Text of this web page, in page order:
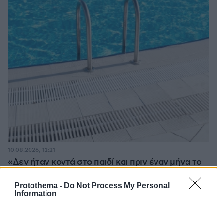
Protothema - Do Not Process My Personal
Information
«Δεν ήταν κοντά στο παιδί και πριν έναν μήνα το
του beach bar για τον πατέρα του 4χρονου στην
Πάρο
10.08.2026, 12:21